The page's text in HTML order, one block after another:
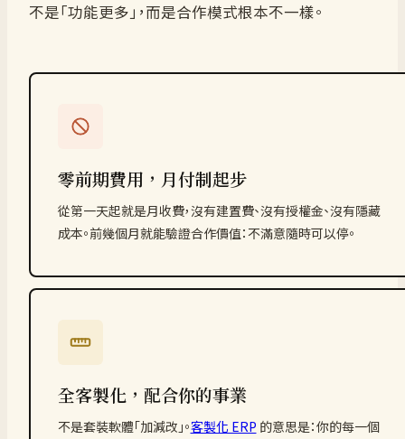
不是「功能更多」，而是合作模式根本不一樣。
零前期費用，月付制起步
從第一天起就是月收費，沒有建置費、沒有授權金、沒有隱藏
成本。前幾個月就能驗證合作價值：不滿意隨時可以停。
全客製化，配合你的事業
不是套裝軟體「加減改」。客製化 ERP 的意思是：你的每一個